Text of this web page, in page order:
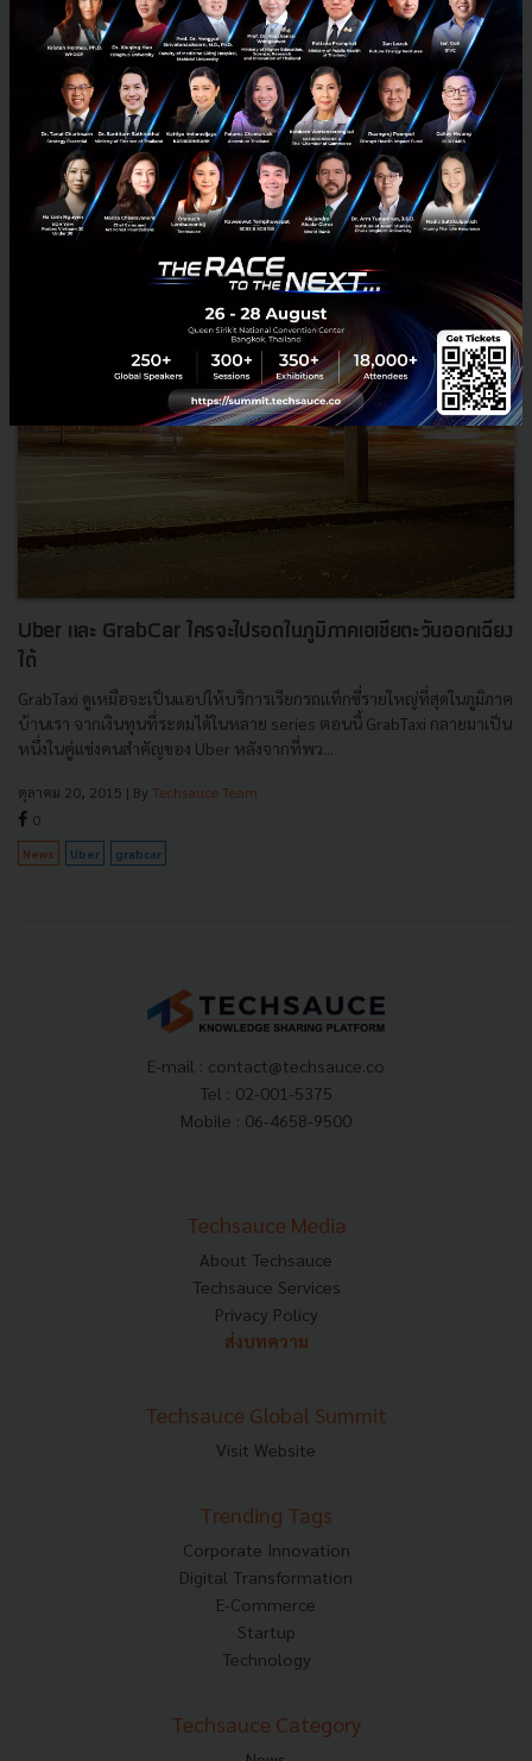
Grab ออกแถลงการณ์ขอบคุณลูกค้าชาวเอเชียตะวันออกเฉียงใต้ที่เรียกใช้
Grab เกิน 1 พันล้านครั้งแล้ว โดยระบุว่ายอดใช้บริการครบ 1 พันล้านครั้ง
พอดีในวันที่ 26 ตุลาคม 2017 เวลา 19:34:37 ตาม...
พฤศจิกายน 6, 2017| By Techsauce Team
Grab grabcar grabtaxi GrabBike
Uber และ GrabCar ใครจะไปรอดในภูมิภาคเอเชียตะวันออกเฉียง
ใต้
GrabTaxi ดูเหมือจะเป็นแอปให้บริการเรียกรถแท็กซี่รายใหญ่ที่สุดในภูมิภาค
บ้านเรา จากเงินทุนที่ระดมได้ในหลาย series ตอนนี้ GrabTaxi กลายมาเป็น
หนึ่งในคู่แข่งคนสำคัญของ Uber หลังจากที่พว...
ตุลาคม 20, 2015 | By Techsauce Team
0
News Uber grabcar
E-mail : contact@techsauce.co
Tel : 02-001-5375
Mobile : 06-4658-9500
Techsauce Media
About Techsauce
Techsauce Services
Privacy Policy
ส่งบทความ
Techsauce Global Summit
Visit Website
Trending Tags
Corporate Innovation
Digital Transformation
E-Commerce
Startup
Technology
Techsauce Category